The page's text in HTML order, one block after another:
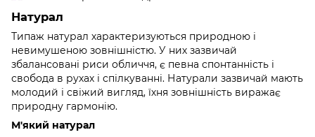
Натурал
Типаж натурал характеризуються природною і
невимушеною зовнішністю. У них зазвичай
збалансовані риси обличчя, є певна спонтанність і
свобода в рухах і спілкуванні. Натурали зазвичай мають
молодий і свіжий вигляд, їхня зовнішність виражає
природну гармонію.
М'який натурал